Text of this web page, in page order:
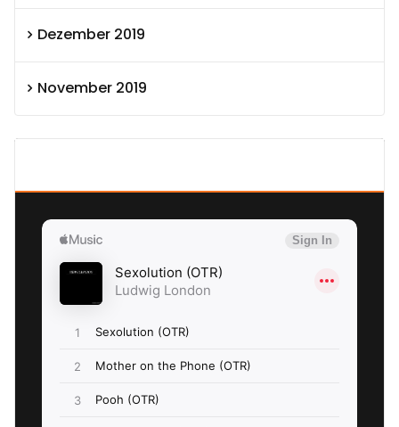
Dezember 2019
November 2019